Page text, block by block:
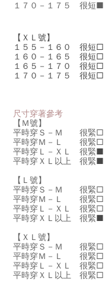
１７０－１７５ 很短■
【ＸＬ號】
１５５－１６０ 很短
１６０－１６５ 很短
１６５－１７０ 很短
１７０－１７５ 很短
尺寸穿著參考
【Ｍ號】
平時穿Ｓ－Ｍ 很緊□
平時穿Ｍ－Ｌ 很緊□
平時穿 Ｌ－ＸＬ 很緊■
平時穿ＸＬ以上 很緊■
【Ｌ號】
平時穿Ｓ－Ｍ 很緊□
平時穿Ｍ－Ｌ 很緊□
平時穿 Ｌ－ＸＬ 很緊□
平時穿ＸＬ以上 很緊■
【ＸＬ號】
平時穿Ｓ－Ｍ 很緊□
平時穿Ｍ－Ｌ 很緊□
平時穿 Ｌ－ＸＬ 很緊□
平時穿ＸＬ以上 很緊□